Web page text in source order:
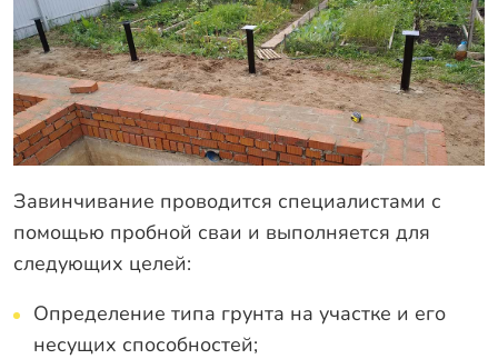
Завинчивание проводится специалистами с
помощью пробной сваи и выполняется для
следующих целей:
Определение типа грунта на участке и его
несущих способностей;